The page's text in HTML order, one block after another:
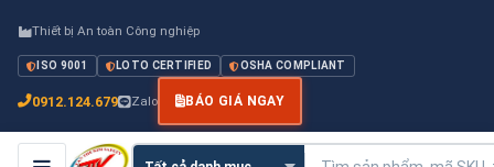
Thiết bị An toàn Công nghiệp
ISO 9001 LOTO CERTIFIED OSHA COMPLIANT
0912.124.679 Zalo BÁO GIÁ NGAY